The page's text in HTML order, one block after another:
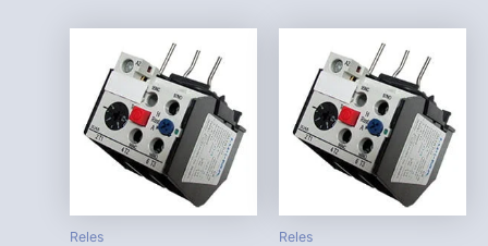
Reles Reles